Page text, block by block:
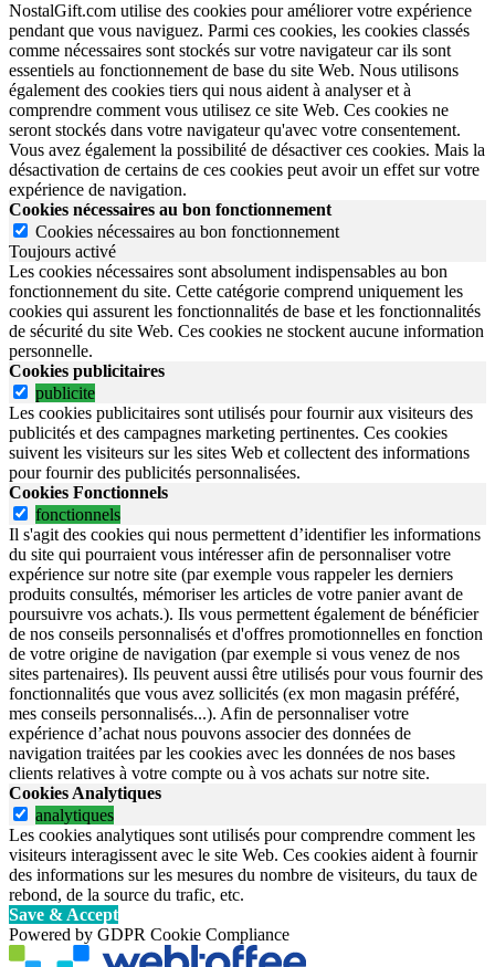
NostalGift.com utilise des cookies pour améliorer votre expérience
pendant que vous naviguez. Parmi ces cookies, les cookies classés
comme nécessaires sont stockés sur votre navigateur car ils sont
essentiels au fonctionnement de base du site Web. Nous utilisons
également des cookies tiers qui nous aident à analyser et à
comprendre comment vous utilisez ce site Web. Ces cookies ne
seront stockés dans votre navigateur qu'avec votre consentement.
Vous avez également la possibilité de désactiver ces cookies. Mais la
désactivation de certains de ces cookies peut avoir un effet sur votre
expérience de navigation.
Cookies nécessaires au bon fonctionnement
Cookies nécessaires au bon fonctionnement
Toujours activé
Les cookies nécessaires sont absolument indispensables au bon
fonctionnement du site. Cette catégorie comprend uniquement les
cookies qui assurent les fonctionnalités de base et les fonctionnalités
de sécurité du site Web. Ces cookies ne stockent aucune information
personnelle.
Cookies publicitaires
publicite
Les cookies publicitaires sont utilisés pour fournir aux visiteurs des
publicités et des campagnes marketing pertinentes. Ces cookies
suivent les visiteurs sur les sites Web et collectent des informations
pour fournir des publicités personnalisées.
Cookies Fonctionnels
fonctionnels
Il s'agit des cookies qui nous permettent d’identifier les informations
du site qui pourraient vous intéresser afin de personnaliser votre
expérience sur notre site (par exemple vous rappeler les derniers
produits consultés, mémoriser les articles de votre panier avant de
poursuivre vos achats.). Ils vous permettent également de bénéficier
de nos conseils personnalisés et d'offres promotionnelles en fonction
de votre origine de navigation (par exemple si vous venez de nos
sites partenaires). Ils peuvent aussi être utilisés pour vous fournir des
fonctionnalités que vous avez sollicités (ex mon magasin préféré,
mes conseils personnalisés...). Afin de personnaliser votre
expérience d’achat nous pouvons associer des données de
navigation traitées par les cookies avec les données de nos bases
clients relatives à votre compte ou à vos achats sur notre site.
Cookies Analytiques
analytiques
Les cookies analytiques sont utilisés pour comprendre comment les
visiteurs interagissent avec le site Web. Ces cookies aident à fournir
des informations sur les mesures du nombre de visiteurs, du taux de
rebond, de la source du trafic, etc.
Save & Accept
Powered by GDPR Cookie Compliance